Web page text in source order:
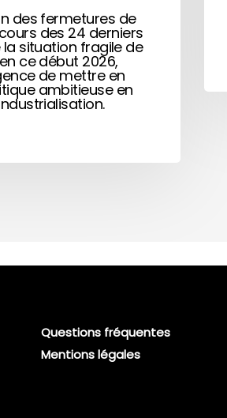
des fermetures de
des 24 derniers
la situation fragile de
ce début 2026,
de mettre en
ambitieuse en
Questions fréquentes
Mentions légales